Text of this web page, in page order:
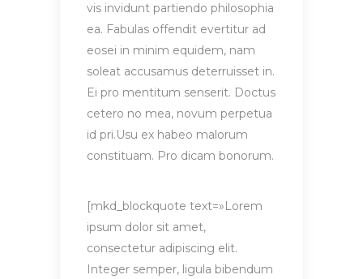
vis invidunt partiendo philosophia
ea. Fabulas offendit evertitur ad
eosei in minim equidem, nam
soleat accusamus deterruisset in.
Ei pro mentitum senserit. Doctus
cetero no mea, novum perpetua
id pri.Usu ex habeo malorum
constituam. Pro dicam bonorum.
[mkd_blockquote text=»Lorem
ipsum dolor sit amet,
consectetur adipiscing elit.
Integer semper, ligula bibendum